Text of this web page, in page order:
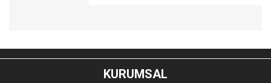
Bu ürünün fiyat bilgisi, resim, ürün açıklamalarında ve diğer
konularda yetersiz gördüğünüz noktaları öneri formunu
kullanarak tarafımıza iletebilirsiniz.
KURUMSAL